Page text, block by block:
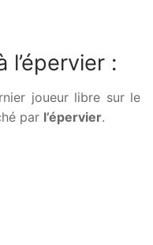
l’épervier :
joueur libre sur le
par l’épervier.